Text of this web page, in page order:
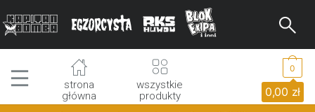
to
to
strona
główna
wszystkie
produkty
0,00 zł
0